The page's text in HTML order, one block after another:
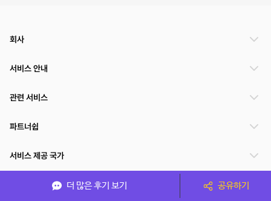
더 많은 후기 보기 공유하기
회사
서비스 안내
관련 서비스
파트너쉽
서비스 제공 국가